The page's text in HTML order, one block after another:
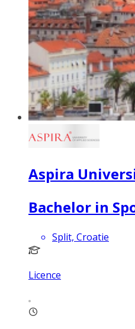
Aspira
Bachelor in
Split, Croatie
Licence